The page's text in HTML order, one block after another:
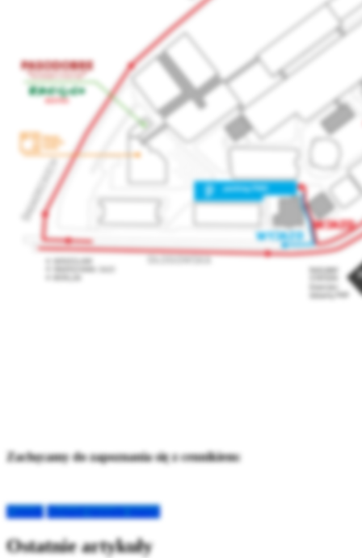
Zachęcamy do zapoznania się z cennikiem:
Cennik Dojazd (google maps)
Ostatnie artykuły